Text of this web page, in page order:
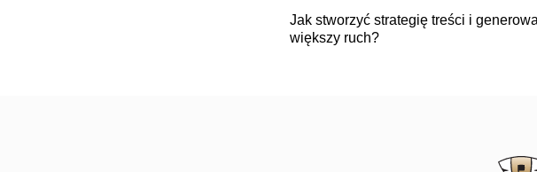
Jak stworzyć strategię treści i
większy ruch?